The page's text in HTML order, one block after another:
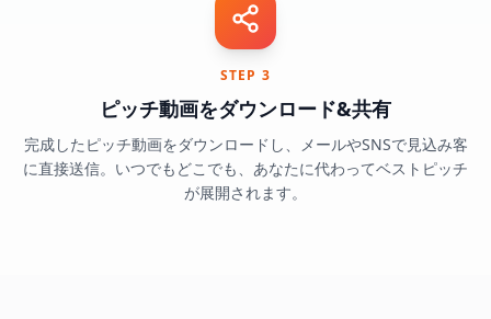
STEP 3
ピッチ動画をダウンロード&共有
完成したピッチ動画をダウンロードし、メールやSNSで見込み客
に直接送信。いつでもどこでも、あなたに代わってベストピッチ
が展開されます。